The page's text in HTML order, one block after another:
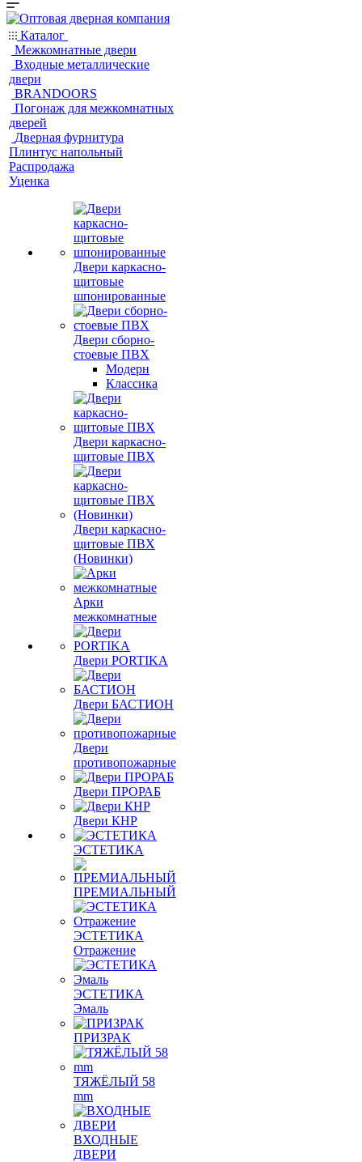
Каталог
Межкомнатные двери
Входные металлические
двери
BRANDOORS
Погонаж для межкомнатных
дверей
Дверная фурнитура
Плинтус напольный
Распродажа
Уценка
Двери каркасно-
щитовые
шпонированные
Двери сборно-
стоевые ПВХ
Модерн
Классика
Двери каркасно-
щитовые ПВХ
Двери каркасно-
щитовые ПВХ
(Новинки)
Арки
межкомнатные
Двери PORTIKA
Двери БАСТИОН
Двери
противопожарные
Двери ПРОРАБ
Двери КНР
ЭСТЕТИКА
ПРЕМИАЛЬНЫЙ
ЭСТЕТИКА
Отражение
ЭСТЕТИКА
Эмаль
ПРИЗРАК
ТЯЖЁЛЫЙ 58
mm
ВХОДНЫЕ
ДВЕРИ